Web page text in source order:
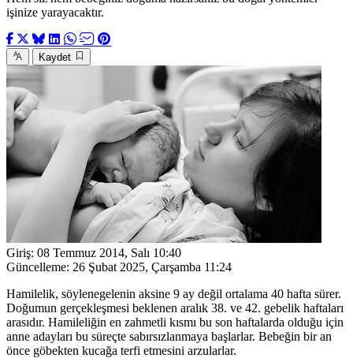
işinize yarayacaktır.
Kaydet
Giriş: 08 Temmuz 2014, Salı 10:40
Güncelleme: 26 Şubat 2025, Çarşamba 11:24
Hamilelik, söylenegelenin aksine 9 ay değil ortalama 40 hafta sürer.
Doğumun gerçekleşmesi beklenen aralık 38. ve 42. gebelik haftaları
arasıdır. Hamileliğin en zahmetli kısmı bu son haftalarda olduğu için
anne adayları bu süreçte sabırsızlanmaya başlarlar. Bebeğin bir an
önce göbekten kucağa terfi etmesini arzularlar.